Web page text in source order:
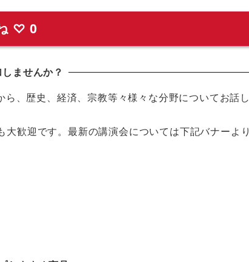
♡ 0
ませんか？
、歴史、経済、宗教等々様々な分野についてお話し
歓迎です。最新の講演会については下記バナーより